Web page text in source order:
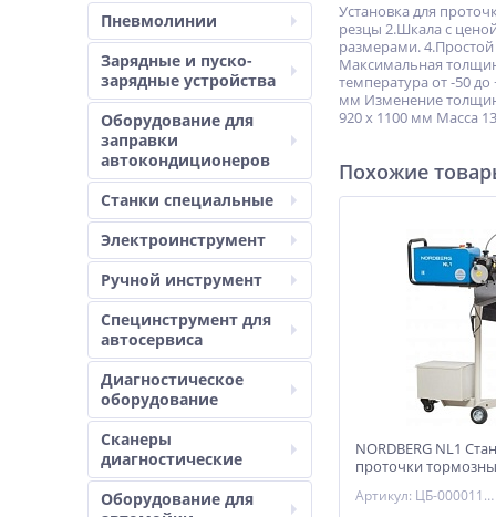
Пневмолинии
Зарядные и пуско-
зарядные устройства
Оборудование для
заправки
автокондиционеров
Станки специальные
Электроинструмент
Ручной инструмент
Специнструмент для
автосервиса
Диагностическое
оборудование
Сканеры
диагностические
Оборудование для
Установка для
резцы 2.Шкала с
размерами.
Максимальная
температура от -50
мм Изменение
920 x 1100 мм Масса
Похожие
NORDBERG NL1
проточки
Артикул: ЦБ-00001153